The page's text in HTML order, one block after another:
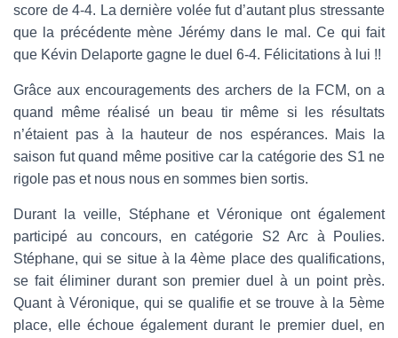
score de 4-4. La dernière volée fut d’autant plus stressante
que la précédente mène Jérémy dans le mal. Ce qui fait
que Kévin Delaporte gagne le duel 6-4. Félicitations à lui !!
Grâce aux encouragements des archers de la FCM, on a
quand même réalisé un beau tir même si les résultats
n’étaient pas à la hauteur de nos espérances. Mais la
saison fut quand même positive car la catégorie des S1 ne
rigole pas et nous nous en sommes bien sortis.
Durant la veille, Stéphane et Véronique ont également
participé au concours, en catégorie S2 Arc à Poulies.
Stéphane, qui se situe à la 4ème place des qualifications,
se fait éliminer durant son premier duel à un point près.
Quant à Véronique, qui se qualifie et se trouve à la 5ème
place, elle échoue également durant le premier duel, en